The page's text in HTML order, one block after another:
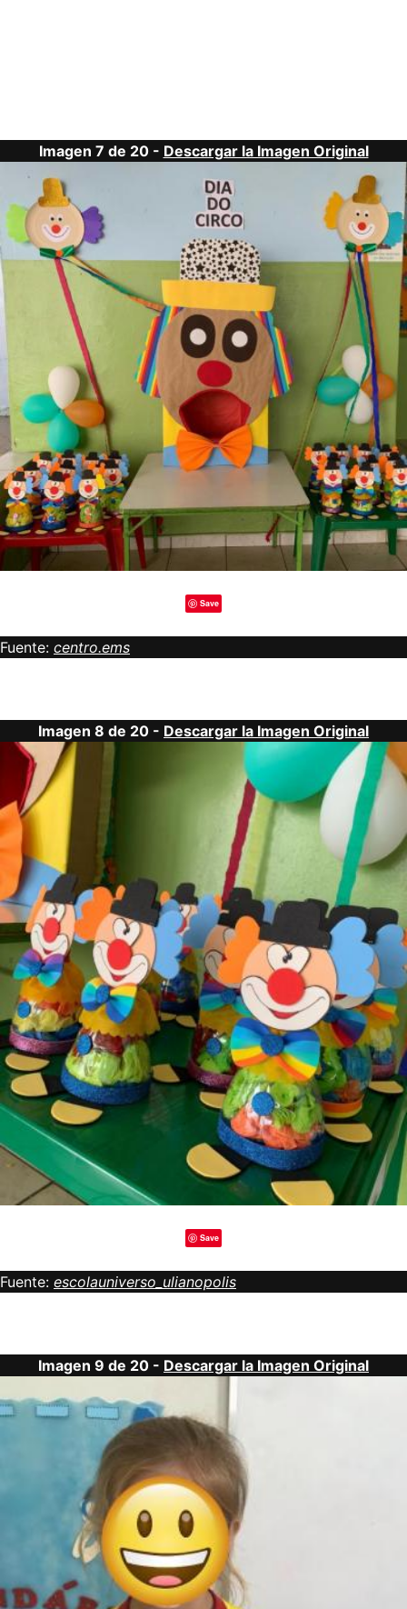
Imagen 7 de 20 - Descargar la Imagen Original
Save
Fuente: centro.ems
Imagen 8 de 20 - Descargar la Imagen Original
Save
Fuente: escolauniverso_ulianopolis
Imagen 9 de 20 - Descargar la Imagen Original